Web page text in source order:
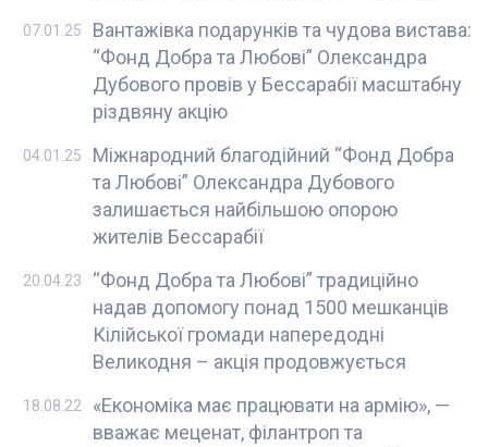
Вантажівка подарунків та чудова вистава:
“Фонд Добра та Любові” Олександра
Дубового провів у Бессарабії масштабну
різдвяну акцію
07.01.25
Міжнародний благодійний “Фонд Добра
та Любові” Олександра Дубового
залишається найбільшою опорою
жителів Бессарабії
04.01.25
“Фонд Добра та Любові” традиційно
надав допомогу понад 1500 мешканців
Кілійської громади напередодні
Великодня – акція продовжується
20.04.23
«Економіка має працювати на армію», —
вважає меценат, філантроп та
18.08.22